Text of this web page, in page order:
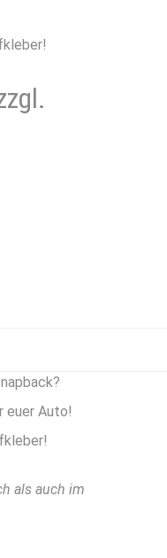
euer Auto!
als auch im